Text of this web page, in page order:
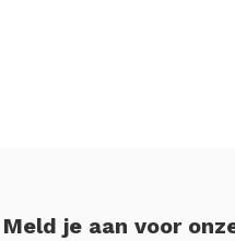
Meld je aan voor